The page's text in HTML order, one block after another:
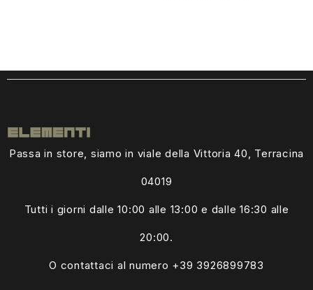
Passa in store, siamo in viale della Vittoria 40, Terracina
04019
Tutti i giorni dalle10:00 alle 13:00 e dalle 16:30 alle
20:00.
O contattaci al numero +39 3926899783